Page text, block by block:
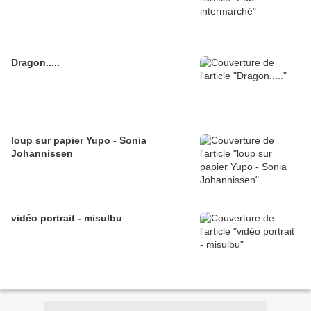
Dragon.....
loup sur papier Yupo - Sonia
Johannissen
vidéo portrait - misulbu